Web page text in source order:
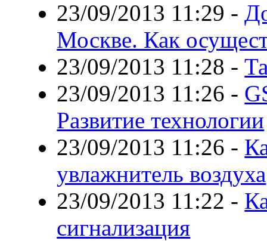
23/09/2013 11:29 -
Москве. Как
23/09/2013 11:28 -
23/09/2013 11:26 -
Развитие технологии
23/09/2013 11:26 -
увлажнитель воздуха
23/09/2013 11:22 -
сигнализация